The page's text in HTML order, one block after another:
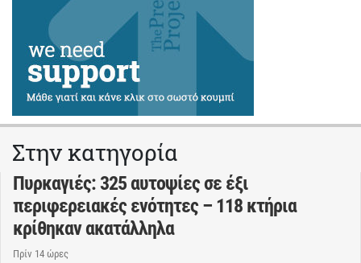
Στην κατηγορία
Πυρκαγιές: 325 αυτοψίες σε έξι
περιφερειακές ενότητες – 118 κτήρια
κρίθηκαν ακατάλληλα
Πρίν 14 ώρες